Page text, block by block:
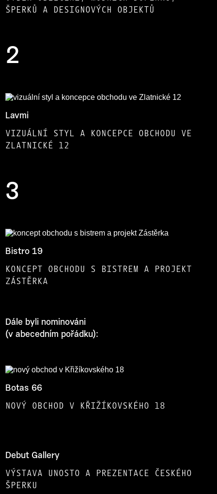
ŠPERKŮ A DESIGNOVÝCH OBJEKTŮ
2
Lavmi
VIZUÁLNÍ STYL A KONCEPCE OBCHODU VE
ZLATNICKÉ 12
3
Bistro 19
KONCEPT OBCHODU S BISTREM A PROJEKT
ZÁSTĚRKA
Dále byli nominováni
(v abecedním pořádku):
Botas 66
NOVÝ OBCHOD V KŘIŽÍKOVSKÉHO 18
Debut Gallery
VÝSTAVA UNOSTO A PREZENTACE ČESKÉHO
ŠPERKU